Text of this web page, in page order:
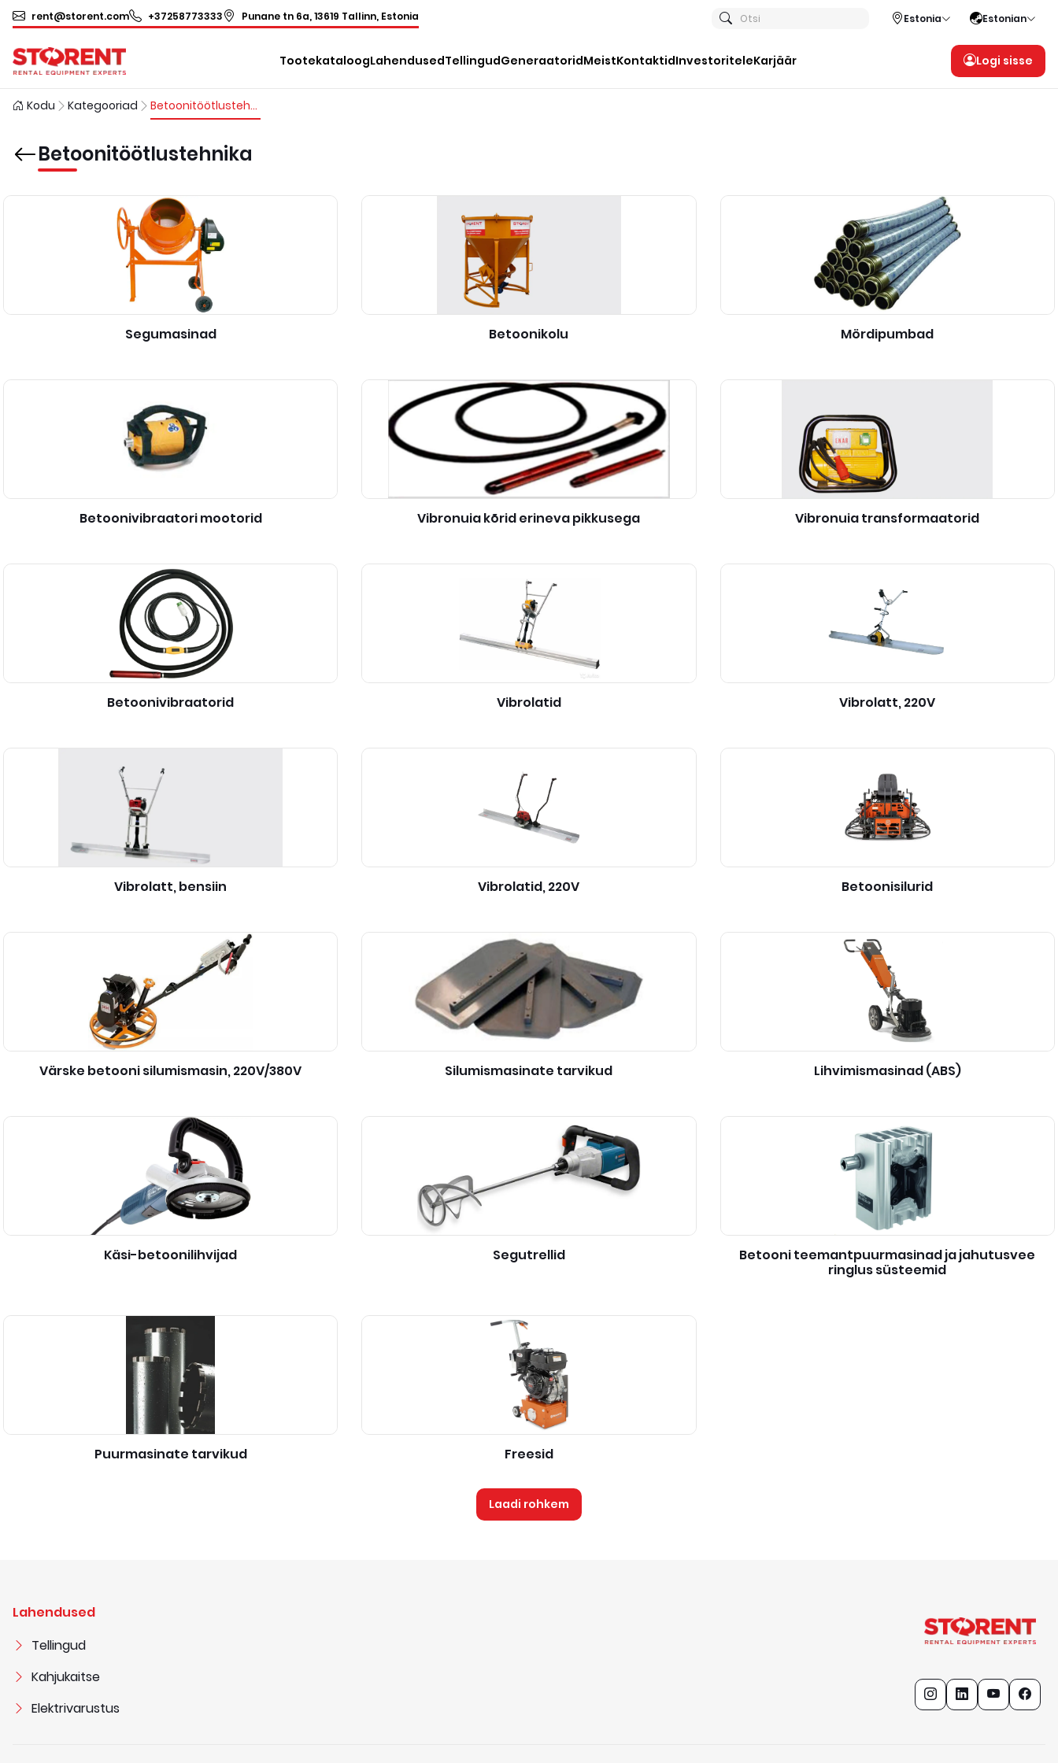
rent@storent.com +37258773333 Punane tn 6a, 13619 Tallinn, Estonia Otsi Estonia Estonian
TootekataloogLahendusedTellingudGeneraatoridMeistKontaktidInvestoriteleKarjäär Logi sisse
Kodu Kategooriad Betoonitöötlustehnika
Betoonitöötlustehnika
Segumasinad Betoonikolu Mördipumbad
Betoonivibraatori mootorid Vibronuia kõrid erineva pikkusega Vibronuia transformaatorid
Betoonivibraatorid Vibrolatid Vibrolatt, 220V
Vibrolatt, bensiin Vibrolatid, 220V Betoonisilurid
Värske betooni silumismasin, 220V/380V Silumismasinate tarvikud Lihvimismasinad (ABS)
Käsi-betoonilihvijad Segutrellid
Betooni teemantpuurmasinad ja jahutusvee
ringlus süsteemid
Puurmasinate tarvikud Freesid
Laadi rohkem
Lahendused
Tellingud
Kahjukaitse
Elektrivarustus